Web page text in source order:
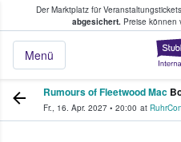
Der Marktplatz für
abgesichert.Preise können
Menü
Tickets kaufen &
Rumours of Fleetwood Mac
Fr., 16. Apr. 2027 • 20:00 at